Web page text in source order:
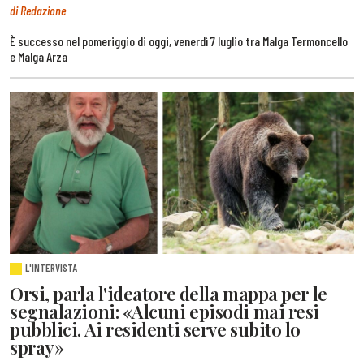
di Redazione
È successo nel pomeriggio di oggi, venerdì 7 luglio tra Malga Termoncello
e Malga Arza
L'INTERVISTA
Orsi, parla l'ideatore della mappa per le
segnalazioni: «Alcuni episodi mai resi
pubblici. Ai residenti serve subito lo
spray»